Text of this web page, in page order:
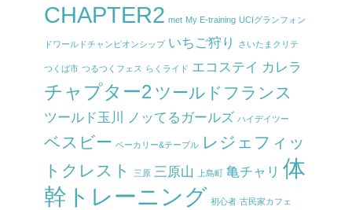
CHAPTER2 met My E-training UCIグランフォン
ドワールドチャンピオンシップ いちご狩り さいたまクリテ
つくば市 つるつくフェス らくライド エコステイ カレラ
チャプター2 ツールドフランス
ツールド玉川 ノッてるガールズ ハイデイツー
ベスビー ベーカリー&テーブル レジェフィッ
トクレスト
三原 三原山 上島町 亀チャリ 体
幹トレーニング 初心者 古民家カフェ